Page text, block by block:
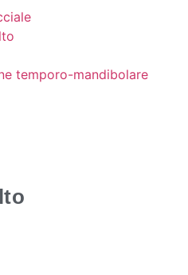
temporo-mandibolare